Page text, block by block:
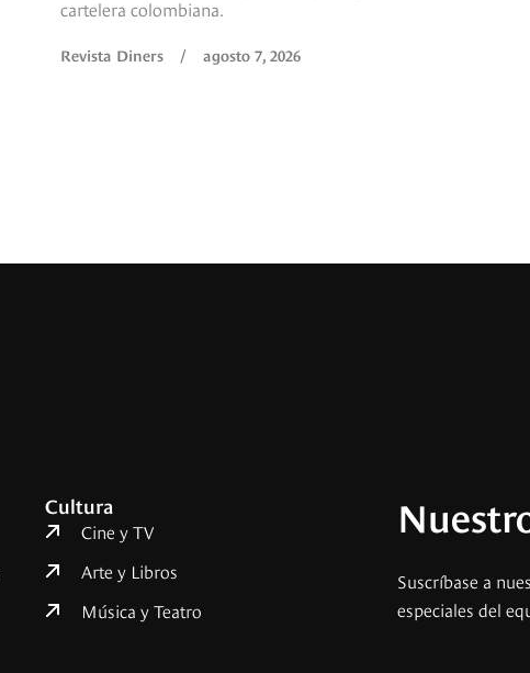
cartelera colombiana.
Revista Diners / agosto 7, 2026
Cultura
Cine y TV
Arte y Libros
Música y Teatro
Suscríbase a
especiales del